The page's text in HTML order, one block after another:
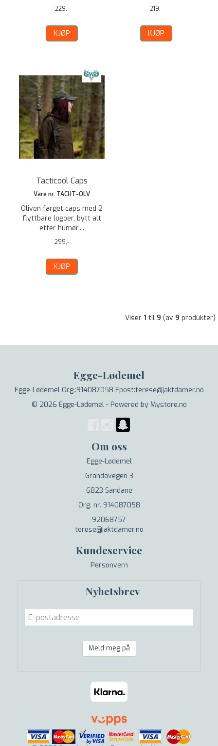
229,-
KJØP
219,-
KJØP
Tacticool Caps
Vare nr. TACHT-OLV
Oliven farget caps med 2
flyttbare logoer, bytt alt
etter humør....
299,-
KJØP
Viser 1 til 9 (av 9 produkter)
Egge-Lødemel
Egge-Lødemel Org.:914087058 Epost:terese@jaktdamer.no
© 2026 Egge-Lødemel - Powered by Mystore.no
Om oss
Egge-Lødemel
Grandavegen 3
6823 Sandane
Org. nr. 914087058
92068757
terese@jaktdamer.no
Kundeservice
Personvern
Nyhetsbrev
Meld meg på